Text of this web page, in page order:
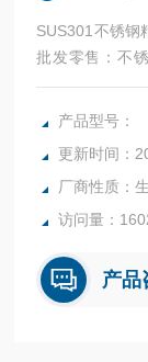
SUS301不锈钢精薄带 ，上海隆继金属制品
批发零售：不
料。我公司是
材综合企业。
产品型号：
更新时间：
厂商性质：
访问量：
产品